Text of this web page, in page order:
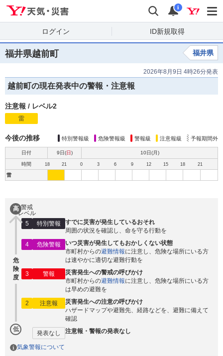
検索 通知
i
ログイン ID新規取得
福井県越前町 福井県
2026年8月9日 4時26分発表
越前町の現在発表中の警報・注意報
注意報 / レベル2
雷
今後の推移 特別警報級 危険警報級 警報級 注意報級 予報期間外
日付 9日(日) 10日(月)
時間 18 21 0 3 6 9 12 15 18 21
雷
高
危
険
度
低
警戒
レベル
5
特別警報
すでに災害が発生しているおそれ
周囲の状況を確認し、命を守る行動を
4
危険警報
いつ災害が発生してもおかしくない状態
市町村からの避難情報に注意し、危険な場所にいる方
は速やかに適切な避難行動を
3
警報
災害発生への警戒の呼びかけ
市町村からの避難情報に注意し、危険な場所にいる方
は早めの避難を
2
注意報
災害発生への注意の呼びかけ
ハザードマップや避難先、経路などを、避難に備えて
確認
発表なし 注意報・警報の発表なし
気象警報について